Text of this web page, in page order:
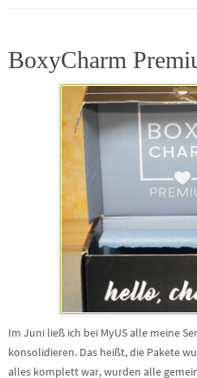
BoxyCharm
Im Juni ließ ich bei MyUS alle meine
konsolidieren. Das heißt, die Pakete
alles komplett war, wurden alle